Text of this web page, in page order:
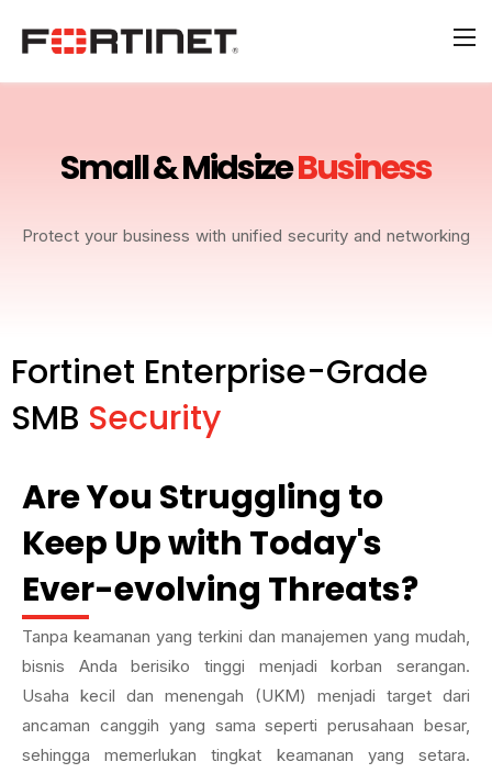
Small & MidsizeBusiness
Protect your business with unified security and networking
Fortinet Enterprise-Grade
SMB Security
Are You Struggling to
Keep Up with Today's
Ever-evolving Threats?
Tanpa keamanan yang terkini dan manajemen yang mudah,
bisnis Anda berisiko tinggi menjadi korban serangan.
Usaha kecil dan menengah (UKM) menjadi target dari
ancaman canggih yang sama seperti perusahaan besar,
sehingga memerlukan tingkat keamanan yang setara.